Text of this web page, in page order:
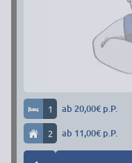
1 ab 20,00€ p.P.
2 ab 11,00€ p.P.